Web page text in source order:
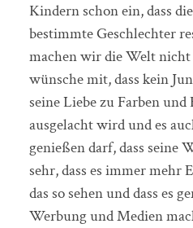
Kindern schon ein, dass
bestimmte Geschlechter
machen wir die Welt
wünsche mit, dass kein
seine Liebe zu Farben
ausgelacht wird und es
genießen darf, dass seine
sehr, dass es immer mehr
das so sehen und dass es
Werbung und Medien